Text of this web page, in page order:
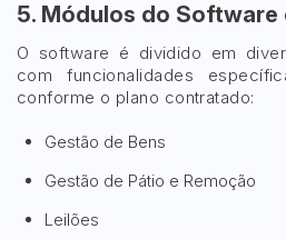
5. Módulos do Software
O software é dividido em
com funcionalidades
conforme o plano contratado:
Gestão de Bens
Gestão de Pátio e Remoção
Leilões